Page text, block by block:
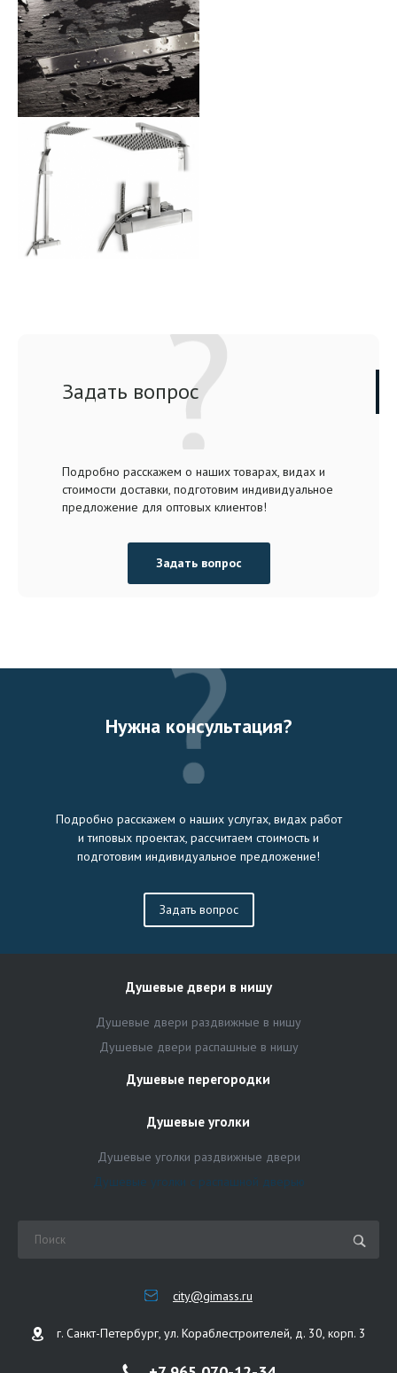
Задать вопрос
Подробно расскажем о наших товарах, видах и
стоимости доставки, подготовим индивидуальное
предложение для оптовых клиентов!
Задать вопрос
Нужна консультация?
Подробно расскажем о наших услугах, видах работ
и типовых проектах, рассчитаем стоимость и
подготовим индивидуальное предложение!
Задать вопрос
Душевые двери в нишу
Душевые двери раздвижные в нишу
Душевые двери распашные в нишу
Душевые перегородки
Душевые уголки
Душевые уголки раздвижные двери
Душевые уголки с распашной дверью
city@gimass.ru
г. Санкт-Петербург, ул. Кораблестроителей, д. 30, корп. 3